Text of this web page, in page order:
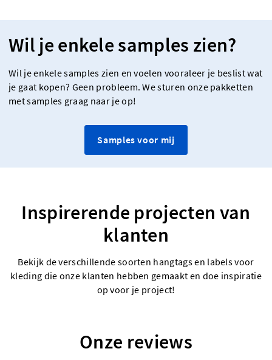
Wil je enkele samples zien?
Wil je enkele samples zien en voelen vooraleer je beslist wat
je gaat kopen? Geen probleem. We sturen onze pakketten
met samples graag naar je op!
Samples voor mij
Inspirerende projecten van
klanten
Bekijk de verschillende soorten hangtags en labels voor
kleding die onze klanten hebben gemaakt en doe inspiratie
op voor je project!
Onze reviews